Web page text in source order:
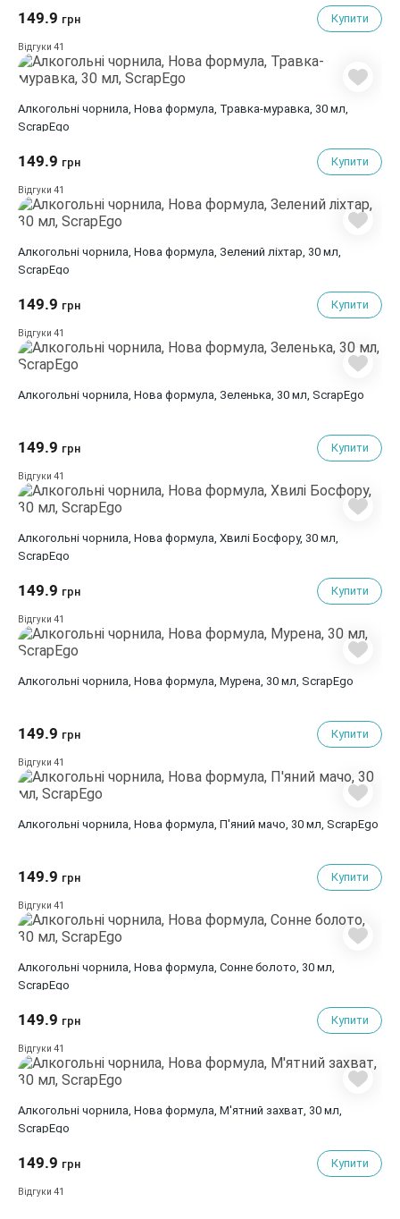
149.9 грн Купити
Відгуки 41
Алкогольні чорнила, Нова формула, Травка-муравка, 30 мл,
ScrapEgo
149.9 грн Купити
Відгуки 41
Алкогольні чорнила, Нова формула, Зелений ліхтар, 30 мл,
ScrapEgo
149.9 грн Купити
Відгуки 41
Алкогольні чорнила, Нова формула, Зеленька, 30 мл, ScrapEgo
149.9 грн Купити
Відгуки 41
Алкогольні чорнила, Нова формула, Хвилі Босфору, 30 мл,
ScrapEgo
149.9 грн Купити
Відгуки 41
Алкогольні чорнила, Нова формула, Мурена, 30 мл, ScrapEgo
149.9 грн Купити
Відгуки 41
Алкогольні чорнила, Нова формула, П'яний мачо, 30 мл, ScrapEgo
149.9 грн Купити
Відгуки 41
Алкогольні чорнила, Нова формула, Сонне болото, 30 мл,
ScrapEgo
149.9 грн Купити
Відгуки 41
Алкогольні чорнила, Нова формула, М'ятний захват, 30 мл,
ScrapEgo
149.9 грн Купити
Відгуки 41